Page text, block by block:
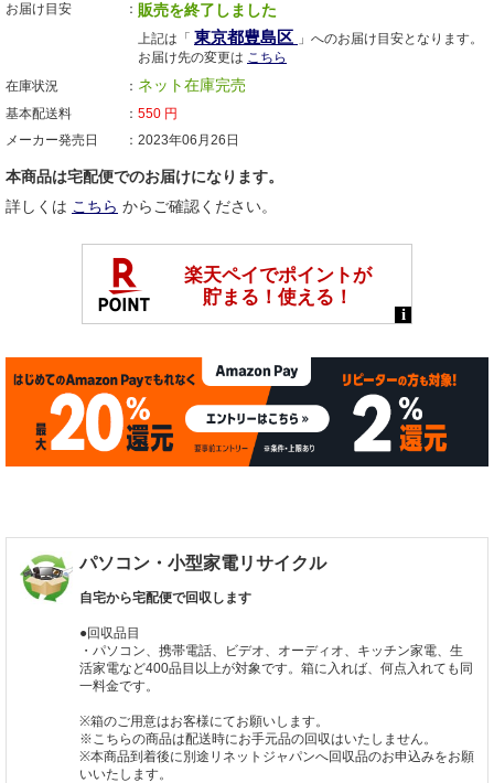
お届け目安
販売を終了しました
上記は「 東京都豊島区 」へのお届け目安となります。
お届け先の変更は こちら
在庫状況
ネット在庫完売
基本配送料 550 円
メーカー発売日
2023年06月26日
本商品は宅配便でのお届けになります。
詳しくは こちら からご確認ください。
パソコン・小型家電リサイクル
自宅から宅配便で回収します
●回収品目
・パソコン、携帯電話、ビデオ、オーディオ、キッチン家電、生
活家電など400品目以上が対象です。箱に入れば、何点入れても同
一料金です。
※箱のご用意はお客様にてお願いします。
※こちらの商品は配送時にお手元品の回収はいたしません。
※本商品到着後に別途リネットジャパンへ回収品のお申込みをお願
いいたします。